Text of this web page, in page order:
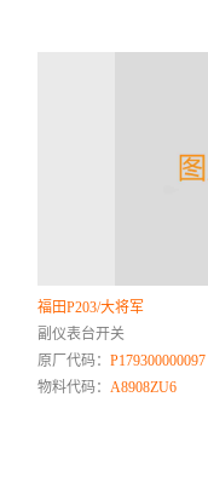
福田P203/大将军
副仪表台开关
原厂代码：P179300000097
物料代码： A8908ZU6